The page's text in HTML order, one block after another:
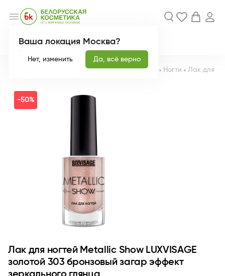
Ваша локация Москва?
Нет, изменить Да, всё верно
menu
Новинки Акции
Декоративная косметика Ногти Лак для
-50%
Лак для ногтей Metallic Show LUXVISAGE
золотой 303 бронзовый загар эффект
зеркального глянца